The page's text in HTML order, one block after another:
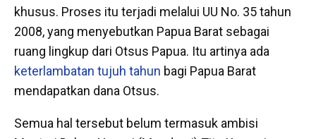
khusus. Proses itu terjadi melalui UU No. 35 tahun
2008, yang menyebutkan Papua Barat sebagai
ruang lingkup dari Otsus Papua. Itu artinya ada
keterlambatan tujuh tahun bagi Papua Barat
mendapatkan dana Otsus.
Semua hal tersebut belum termasuk ambisi